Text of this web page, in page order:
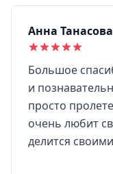
Анна Танасова
Большое
и
просто
очень любит
делится